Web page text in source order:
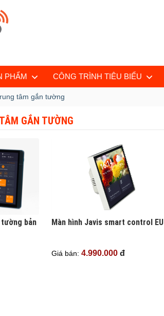
PHẨM CÔNG TRÌNH TIÊU BIỂU
tâm gắn tường
GẮN TƯỜNG
bản
Màn hình Javis smart control EU
Giá bán: 4.990.000đ